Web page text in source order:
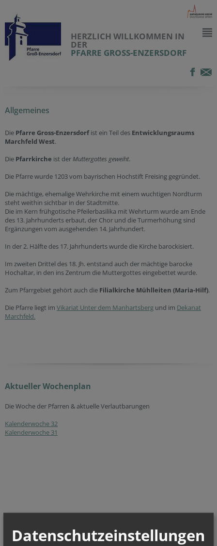
HERZLICH WILLKOMMEN IN
DER
PFARRE GROSS-ENZERSDORF
Allgemeines
Die Pfarre Gross-Enzersdorfist ein Teil des Entwicklungsraums
Marchfeld West.
Die Pfarrkirche ist derMuttergottes geweiht.
Die Pfarre wurde 1203 vom bayrischen Hochstift Freising gegründet.
Die mächtige, ehemalige Wehrkirche mit einem wuchtigen Nordturm
steht weithin sichtbar in der Stadtmitte.
Die im Kern frühgotische Pfeilerbasilika mit Wehrturm wurde am Ende
des 13. Jahrhunderts erbaut, der Chor und die Turmerhöhung sind
Ergänzungen vom ausgehenden 14. Jahrhundert.
In der 2. Hälfte des 17. Jahrhunderts wurde die Kirche barockisiert.
Im zweiten Drittel des 18. Jh. entstand auch der mächtige barocke
Hochaltar, in den ins Zentrum die Muttergottes eingebettet wurde.
Zum Pfarrgebiet gehört auch die Filialkirche Mühlleiten (Maria-Hilf).
Die Pfarre liegt im Vikariat Unter dem Manhartsberg und im Dekanat
Marchfeld.
Aktueller Wochenplan
Die Woche der Pfarren & aktuelle Verlautbarungen
Kalenderwoche 32
Kalenderwoche 31
Datenschutzeinstellungen